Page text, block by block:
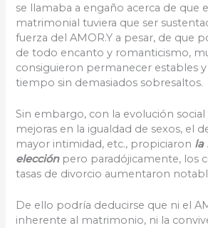
se llamaba a engaño acerca de que
matrimonial tuviera que ser
fuerza del AMOR.Y a pesar, de que
de todo encanto y romanticismo,
consiguieron permanecer estables y
tiempo sin demasiados sobresaltos.
Sin embargo, con la evolución social
mejoras en la igualdad de sexos, el
mayor intimidad, etc., propiciaron la
elecciónpero paradójicamente, los
tasas de divorcio aumentaron
De ello podría deducirse que ni el
inherente al matrimonio, ni la